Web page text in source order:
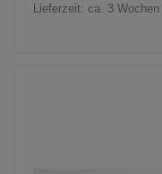
Lieferzeit: ca. 3 Wochen